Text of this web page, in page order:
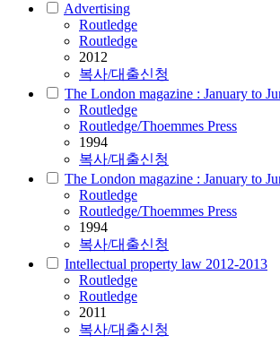
Advertising
Routledge
Routledge
2012
복사/대출신청
The London magazine : January to
Routledge
Routledge/Thoemmes Press
1994
복사/대출신청
The London magazine : January to
Routledge
Routledge/Thoemmes Press
1994
복사/대출신청
Intellectual property law 2012-2013
Routledge
Routledge
2011
복사/대출신청